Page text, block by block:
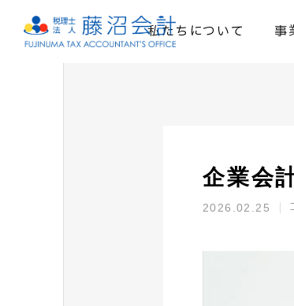
私たちについて 事
企業会
2026.02.25